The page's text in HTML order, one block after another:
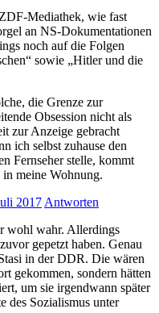
Mediathek, wie fast
an NS-Dokumentationen
noch auf die Folgen
sowie „Hitler und die
die Grenze zur
Obsession nicht als
zur Anzeige gebracht
ich selbst zuhause den
Fernseher stelle, kommt
meine Wohnung.
2017 Antworten
wohl wahr. Allerdings
gepetzt haben. Genau
in der DDR. Die wären
gekommen, sondern hätten
um sie irgendwann später
des Sozialismus unter